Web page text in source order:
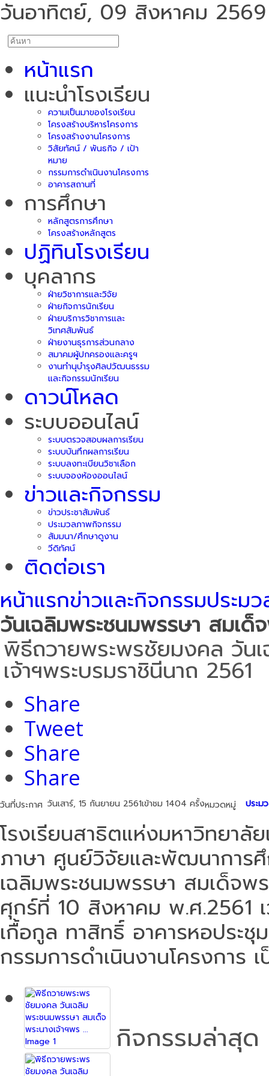
วันอาทิตย์, 09 สิงหาคม 2569
หน้าแรก
แนะนำโรงเรียน
ความเป็นมาของโรงเรียน
โครงสร้างบริหารโครงการ
โครงสร้างงานโครงการ
วิสัยทัศน์ / พันธกิจ / เป้า
หมาย
กรรมการดำเนินงานโครงการ
อาคารสถานที่
การศึกษา
หลักสูตรการศึกษา
โครงสร้างหลักสูตร
ปฏิทินโรงเรียน
บุคลากร
ฝ่ายวิชาการและวิจัย
ฝ่ายกิจการนักเรียน
ฝ่ายบริการวิชาการและ
วิเทศสัมพันธ์
ฝ่ายงานธุรการส่วนกลาง
สมาคมผู้ปกครองและครูฯ
งานทำนุบำรุงศิลปวัฒนธรรม
และกิจกรรมนักเรียน
ดาวน์โหลด
ระบบออนไลน์
ระบบตรวจสอบผลการเรียน
ระบบบันทึกผลการเรียน
ระบบลงทะเบียนวิชาเลือก
ระบบจองห้องออนไลน์
ข่าวและกิจกรรม
ข่าวประชาสัมพันธ์
ประมวลภาพกิจกรรม
สัมมนา/ศึกษาดูงาน
วีดิทัศน์
ติดต่อเรา
หน้าแรกข่าวและกิจกรรมประม
วันเฉลิมพระชนมพรรษา สมเด็
พิธีถวายพระพรชัยมงคล วัน
เจ้าฯพระบรมราชินีนาถ 2561
Share
Tweet
Share
Share
วันที่ประกาศ วันเสาร์, 15 กันยายน 2561เข้าชม 1404 ครั้งหมวดหมู่ ประม
โรงเรียนสาธิตแห่งมหาวิทยา
ภาษา ศูนย์วิจัยและพัฒนากา
เฉลิมพระชนมพรรษา สมเด็จพ
ศุกร์ที่ 10 สิงหาคม พ.ศ
เกื้อกูล ทาสิทธิ์ อาคารหอประ
กรรมการดำเนินงานโครงการ
กิจกรรมล่าสุด